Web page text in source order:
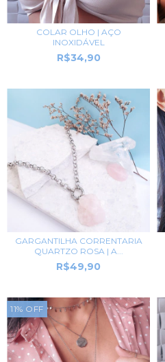
COLAR OLHO | AÇO
INOXIDÁVEL
R$34,90
GARGANTILHA CORRENTARIA
QUARTZO ROSA | A...
R$49,90
11% OFF